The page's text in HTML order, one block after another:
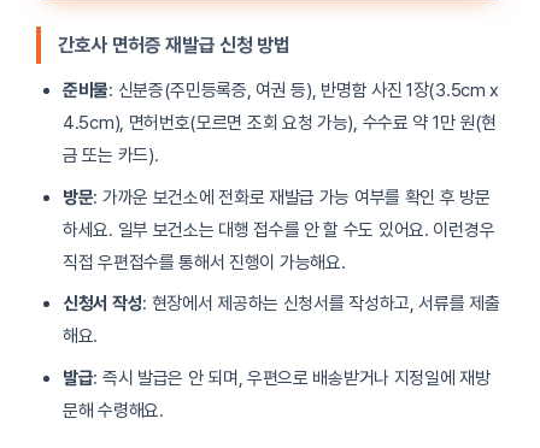
간호사 면허증 재발급 신청 방법
준비물: 신분증(주민등록증, 여권 등), 반명함 사진 1장(3.5cm x
4.5cm), 면허번호(모르면 조회 요청 가능), 수수료 약 1만 원(현
금 또는 카드).
방문: 가까운 보건소에 전화로 재발급 가능 여부를 확인 후 방문
하세요. 일부 보건소는 대행 접수를 안 할 수도 있어요. 이런경우
직접 우편접수를 통해서 진행이 가능해요.
신청서 작성: 현장에서 제공하는 신청서를 작성하고, 서류를 제출
해요.
발급: 즉시 발급은 안 되며, 우편으로 배송받거나 지정일에 재방
문해 수령해요.